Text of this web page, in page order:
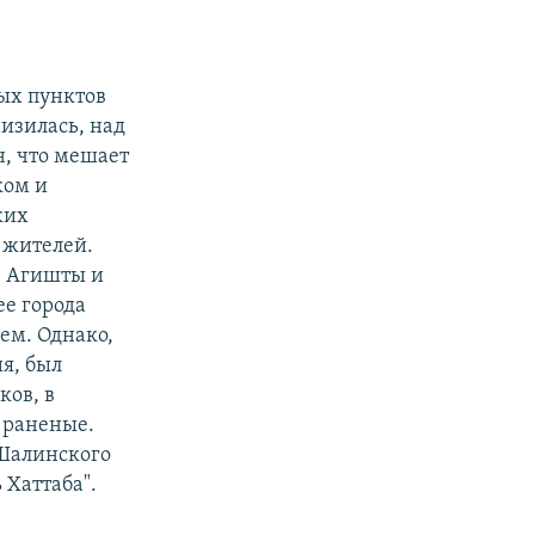
пунктов
над
что мешает
и
Агишты и
города
Однако,
был
в
раненые.